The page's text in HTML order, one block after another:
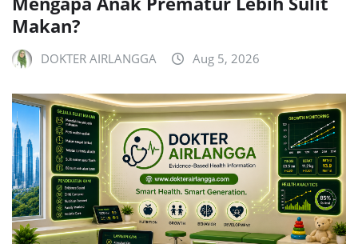
Makan?
DOKTER AIRLANGGA Aug 5, 2026